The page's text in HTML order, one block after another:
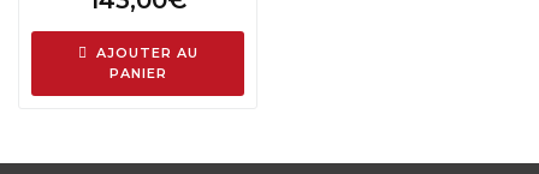
AJOUTER AU
PANIER